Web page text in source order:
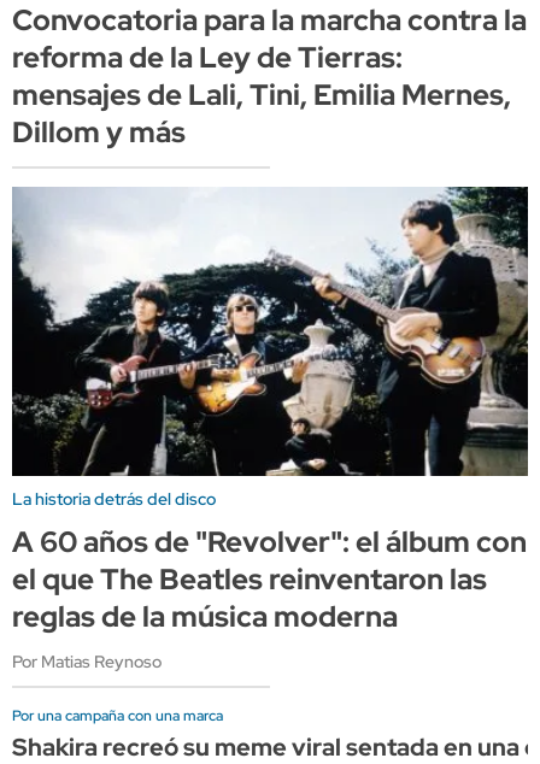
Convocatoria para la marcha contra la
reforma de la Ley de Tierras:
mensajes de Lali, Tini, Emilia Mernes,
Dillom y más
La historia detrás del disco
A 60 años de "Revolver": el álbum con
el que The Beatles reinventaron las
reglas de la música moderna
Por Matias Reynoso
Por una campaña con una marca
Shakira recreó su meme viral sentada en una